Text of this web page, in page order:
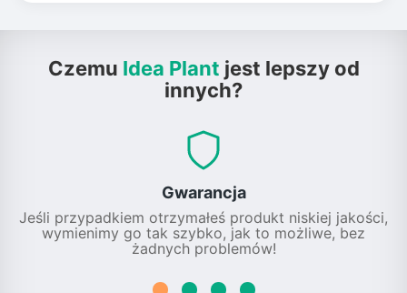
Czemu Idea Plant jest lepszy od
innych?
Gwarancja
Jeśli przypadkiem otrzymałeś produkt niskiej jakości,
wymienimy go tak szybko, jak to możliwe, bez
żadnych problemów!